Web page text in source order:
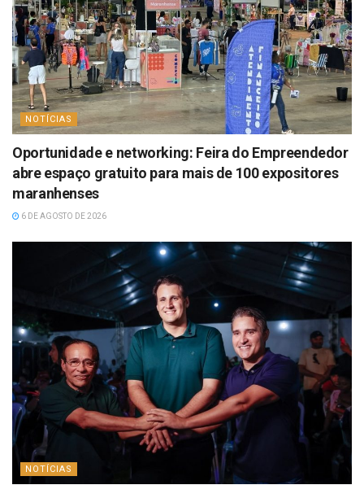
NOTÍCIAS
Oportunidade e networking: Feira do Empreendedor
abre espaço gratuito para mais de 100 expositores
maranhenses
6 DE AGOSTO DE 2026
NOTÍCIAS